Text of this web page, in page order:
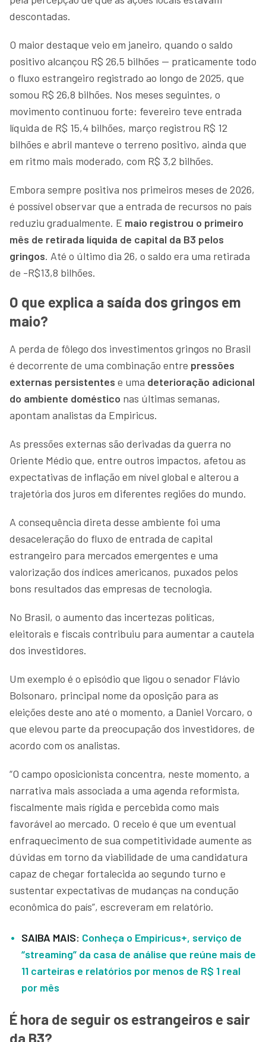
descontadas.
O maior destaque veio em janeiro, quando o saldo
positivo alcançou R$ 26,5 bilhões — praticamente todo
o fluxo estrangeiro registrado ao longo de 2025, que
somou R$ 26,8 bilhões. Nos meses seguintes, o
movimento continuou forte: fevereiro teve entrada
líquida de R$ 15,4 bilhões, março registrou R$ 12
bilhões e abril manteve o terreno positivo, ainda que
em ritmo mais moderado, com R$ 3,2 bilhões.
Embora sempre positiva nos primeiros meses de 2026,
é possível observar que a entrada de recursos no país
reduziu gradualmente. E maio registrou o primeiro
mês de retirada líquida de capital da B3 pelos
gringos. Até o último dia 26, o saldo era uma retirada
de -R$13,8 bilhões.
O que explica a saída dos gringos em
maio?
A perda de fôlego dos investimentos gringos no Brasil
é decorrente de uma combinação entre pressões
externas persistentes e uma deterioração adicional
do ambiente doméstico nas últimas semanas,
apontam analistas da Empiricus.
As pressões externas são derivadas da guerra no
Oriente Médio que, entre outros impactos, afetou as
expectativas de inflação em nível global e alterou a
trajetória dos juros em diferentes regiões do mundo.
A consequência direta desse ambiente foi uma
desaceleração do fluxo de entrada de capital
estrangeiro para mercados emergentes e uma
valorização dos índices americanos, puxados pelos
bons resultados das empresas de tecnologia.
No Brasil, o aumento das incertezas políticas,
eleitorais e fiscais contribuiu para aumentar a cautela
dos investidores.
Um exemplo é o episódio que ligou o senador Flávio
Bolsonaro, principal nome da oposição para as
eleições deste ano até o momento, a Daniel Vorcaro, o
que elevou parte da preocupação dos investidores, de
acordo com os analistas.
“O campo oposicionista concentra, neste momento, a
narrativa mais associada a uma agenda reformista,
fiscalmente mais rígida e percebida como mais
favorável ao mercado. O receio é que um eventual
enfraquecimento de sua competitividade aumente as
dúvidas em torno da viabilidade de uma candidatura
capaz de chegar fortalecida ao segundo turno e
sustentar expectativas de mudanças na condução
econômica do país”, escreveram em relatório.
SAIBA MAIS: Conheça o Empiricus+, serviço de
“streaming” da casa de análise que reúne mais de
11 carteiras e relatórios por menos de R$ 1 real
por mês
É hora de seguir os estrangeiros e sair
da B3?